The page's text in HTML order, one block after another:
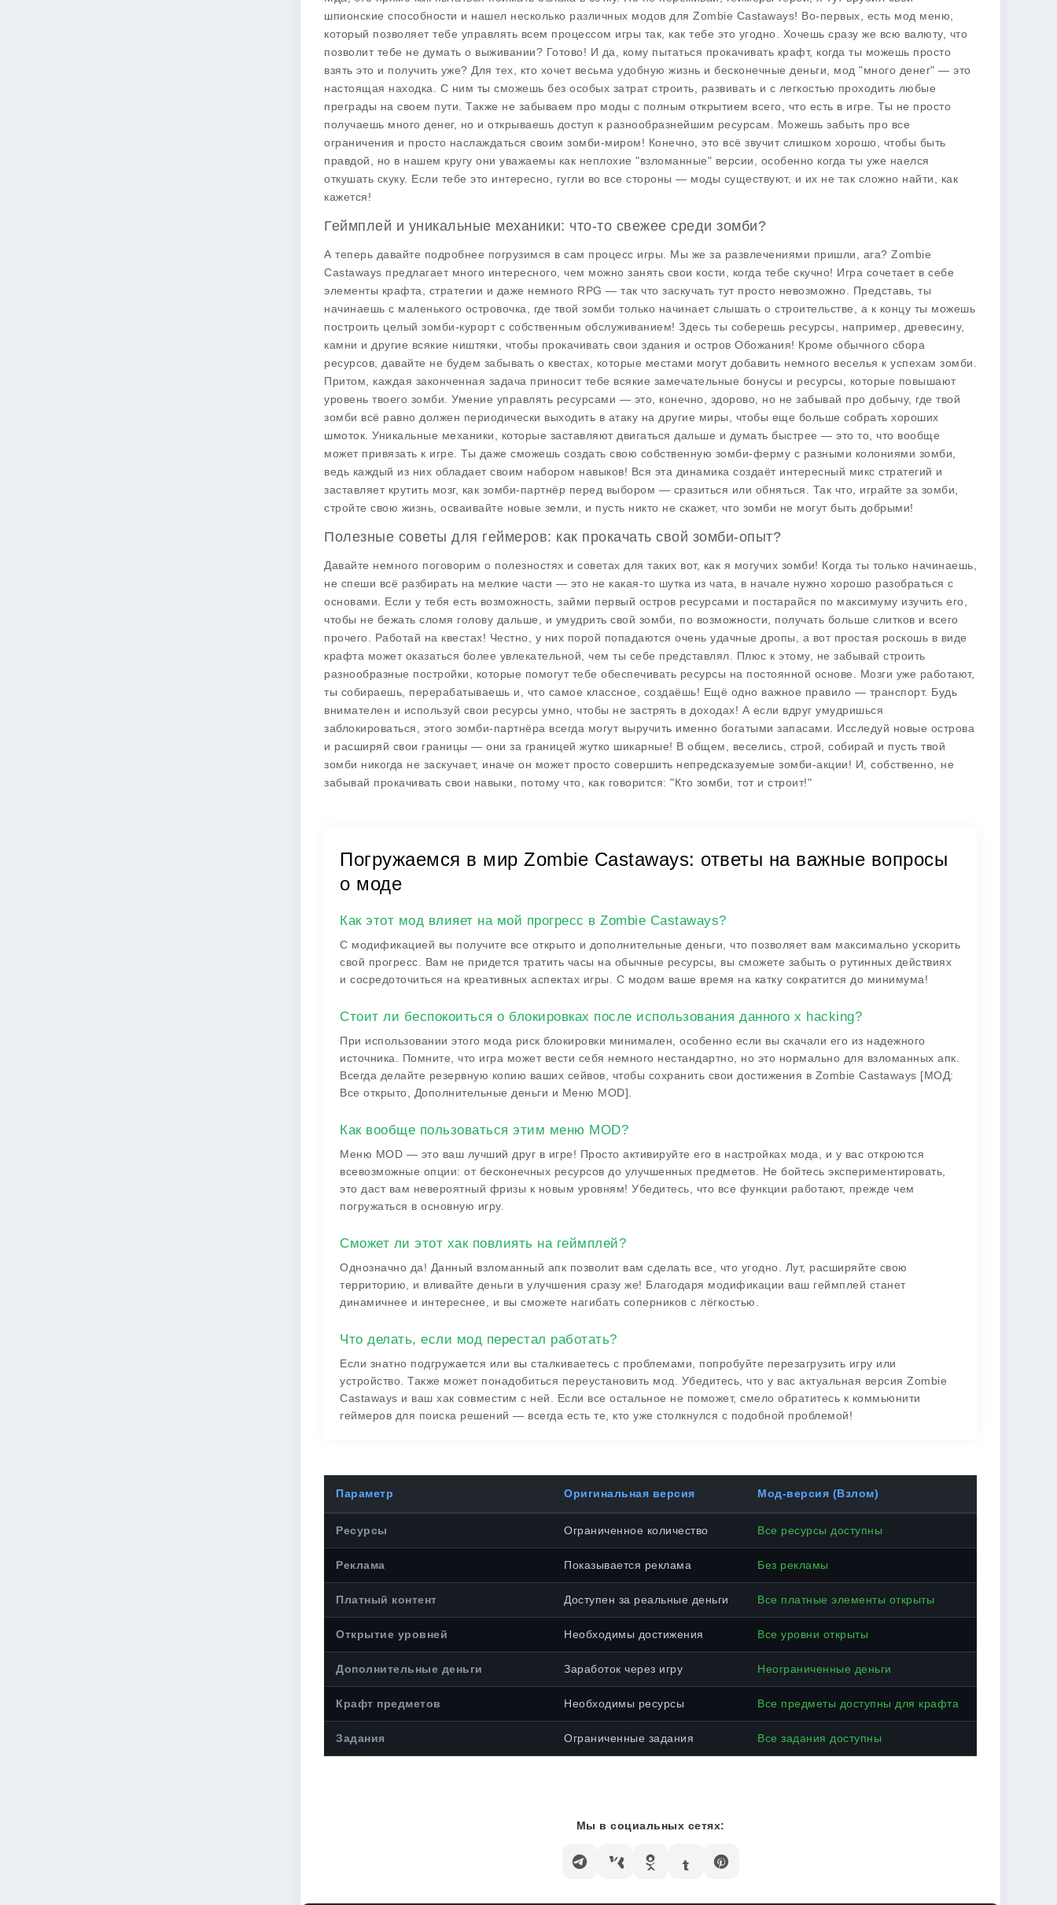
шпионские способности и нашел несколько различных модов для Zombie Castaways! Во-первых, есть мод меню,
который позволяет тебе управлять всем процессом игры так, как тебе это угодно. Хочешь сразу же всю валюту, что
позволит тебе не думать о выживании? Готово! И да, кому пытаться прокачивать крафт, когда ты можешь просто
взять это и получить уже? Для тех, кто хочет весьма удобную жизнь и бесконечные деньги, мод "много денег" — это
настоящая находка. С ним ты сможешь без особых затрат строить, развивать и с легкостью проходить любые
преграды на своем пути. Также не забываем про моды с полным открытием всего, что есть в игре. Ты не просто
получаешь много денег, но и открываешь доступ к разнообразнейшим ресурсам. Можешь забыть про все
ограничения и просто наслаждаться своим зомби-миром! Конечно, это всё звучит слишком хорошо, чтобы быть
правдой, но в нашем кругу они уважаемы как неплохие "взломанные" версии, особенно когда ты уже наелся
откушать скуку. Если тебе это интересно, гугли во все стороны — моды существуют, и их не так сложно найти, как
кажется!
Геймплей и уникальные механики: что-то свежее среди зомби?
А теперь давайте подробнее погрузимся в сам процесс игры. Мы же за развлечениями пришли, ага? Zombie
Castaways предлагает много интересного, чем можно занять свои кости, когда тебе скучно! Игра сочетает в себе
элементы крафта, стратегии и даже немного RPG — так что заскучать тут просто невозможно. Представь, ты
начинаешь с маленького островочка, где твой зомби только начинает слышать о строительстве, а к концу ты можешь
построить целый зомби-курорт с собственным обслуживанием! Здесь ты соберешь ресурсы, например, древесину,
камни и другие всякие ништяки, чтобы прокачивать свои здания и остров Обожания! Кроме обычного сбора
ресурсов, давайте не будем забывать о квестах, которые местами могут добавить немного веселья к успехам зомби.
Притом, каждая законченная задача приносит тебе всякие замечательные бонусы и ресурсы, которые повышают
уровень твоего зомби. Умение управлять ресурсами — это, конечно, здорово, но не забывай про добычу, где твой
зомби всё равно должен периодически выходить в атаку на другие миры, чтобы еще больше собрать хороших
шмоток. Уникальные механики, которые заставляют двигаться дальше и думать быстрее — это то, что вообще
может привязать к игре. Ты даже сможешь создать свою собственную зомби-ферму с разными колониями зомби,
ведь каждый из них обладает своим набором навыков! Вся эта динамика создаёт интересный микс стратегий и
заставляет крутить мозг, как зомби-партнёр перед выбором — сразиться или обняться. Так что, играйте за зомби,
стройте свою жизнь, осваивайте новые земли, и пусть никто не скажет, что зомби не могут быть добрыми!
Полезные советы для геймеров: как прокачать свой зомби-опыт?
Давайте немного поговорим о полезностях и советах для таких вот, как я могучих зомби! Когда ты только начинаешь,
не спеши всё разбирать на мелкие части — это не какая-то шутка из чата, в начале нужно хорошо разобраться с
основами. Если у тебя есть возможность, займи первый остров ресурсами и постарайся по максимуму изучить его,
чтобы не бежать сломя голову дальше, и умудрить свой зомби, по возможности, получать больше слитков и всего
прочего. Работай на квестах! Честно, у них порой попадаются очень удачные дропы, а вот простая роскошь в виде
крафта может оказаться более увлекательной, чем ты себе представлял. Плюс к этому, не забывай строить
разнообразные постройки, которые помогут тебе обеспечивать ресурсы на постоянной основе. Мозги уже работают,
ты собираешь, перерабатываешь и, что самое классное, создаёшь! Ещё одно важное правило — транспорт. Будь
внимателен и используй свои ресурсы умно, чтобы не застрять в доходах! А если вдруг умудришься
заблокироваться, этого зомби-партнёра всегда могут выручить именно богатыми запасами. Исследуй новые острова
и расширяй свои границы — они за границей жутко шикарные! В общем, веселись, строй, собирай и пусть твой
зомби никогда не заскучает, иначе он может просто совершить непредсказуемые зомби-акции! И, собственно, не
забывай прокачивать свои навыки, потому что, как говорится: "Кто зомби, тот и строит!"
Погружаемся в мир Zombie Castaways: ответы на важные вопросы
о моде
Как этот мод влияет на мой прогресс в Zombie Castaways?
С модификацией вы получите все открыто и дополнительные деньги, что позволяет вам максимально ускорить
свой прогресс. Вам не придется тратить часы на обычные ресурсы, вы сможете забыть о рутинных действиях
и сосредоточиться на креативных аспектах игры. С модом ваше время на катку сократится до минимума!
Стоит ли беспокоиться о блокировках после использования данного х hacking?
При использовании этого мода риск блокировки минимален, особенно если вы скачали его из надежного
источника. Помните, что игра может вести себя немного нестандартно, но это нормально для взломанных апк.
Всегда делайте резервную копию ваших сейвов, чтобы сохранить свои достижения в Zombie Castaways [МОД:
Все открыто, Дополнительные деньги и Меню MOD].
Как вообще пользоваться этим меню MOD?
Меню MOD — это ваш лучший друг в игре! Просто активируйте его в настройках мода, и у вас откроются
всевозможные опции: от бесконечных ресурсов до улучшенных предметов. Не бойтесь экспериментировать,
это даст вам невероятный фризы к новым уровням! Убедитесь, что все функции работают, прежде чем
погружаться в основную игру.
Сможет ли этот хак повлиять на геймплей?
Однозначно да! Данный взломанный апк позволит вам сделать все, что угодно. Лут, расширяйте свою
территорию, и вливайте деньги в улучшения сразу же! Благодаря модификации ваш геймплей станет
динамичнее и интереснее, и вы сможете нагибать соперников с лёгкостью.
Что делать, если мод перестал работать?
Если знатно подгружается или вы сталкиваетесь с проблемами, попробуйте перезагрузить игру или
устройство. Также может понадобиться переустановить мод. Убедитесь, что у вас актуальная версия Zombie
Castaways и ваш хак совместим с ней. Если все остальное не поможет, смело обратитесь к коммьюнити
геймеров для поиска решений — всегда есть те, кто уже столкнулся с подобной проблемой!
Параметр Оригинальная версия Мод-версия (Взлом)
Ресурсы Ограниченное количество Все ресурсы доступны
Реклама Показывается реклама Без рекламы
Платный контент Доступен за реальные деньги Все платные элементы открыты
Открытие уровней Необходимы достижения Все уровни открыты
Дополнительные деньги Заработок через игру Неограниченные деньги
Крафт предметов Необходимы ресурсы Все предметы доступны для крафта
Задания Ограниченные задания Все задания доступны
Мы в социальных сетях: